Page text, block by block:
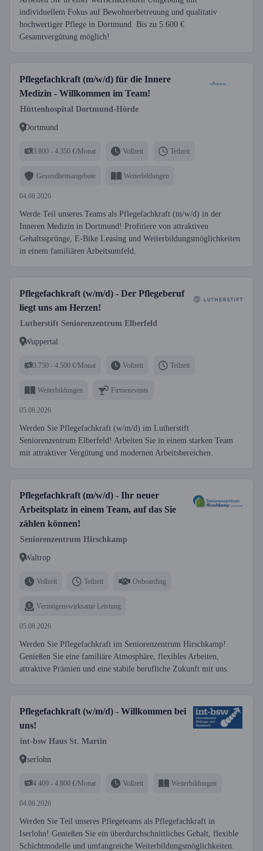
individuellem Fokus auf Bewohnerbetreuung und qualitativ
hochwertiger Pflege in Dortmund. Bis zu 5.600 €
Gesamtvergütung möglich!
Pflegefachkraft (m/w/d) für die Innere
Medizin - Willkommen im Team!
Hüttenhospital Dortmund-Hörde
Dortmund
3.800 - 4.350 €/Monat Vollzeit Teilzeit
Gesundheitsangebote Weiterbildungen
04.08.2026
Werde Teil unseres Teams als Pflegefachkraft (m/w/d) in der
Inneren Medizin in Dortmund! Profitiere von attraktiven
Gehaltssprünge, E-Bike Leasing und Weiterbildungsmöglichkeiten
in einem familiären Arbeitsumfeld.
Pflegefachkraft (w/m/d) - Der Pflegeberuf
liegt uns am Herzen!
Lutherstift Seniorenzentrum Elberfeld
Wuppertal
3.750 - 4.500 €/Monat Vollzeit Teilzeit
Weiterbildungen Firmenevents
05.08.2026
Werden Sie Pflegefachkraft (w/m/d) im Lutherstift
Seniorenzentrum Elberfeld! Arbeiten Sie in einem starken Team
mit attraktiver Vergütung und modernen Arbeitsbereichen.
Pflegefachkraft (m/w/d) - Ihr neuer
Arbeitsplatz in einem Team, auf das Sie
zählen können!
Seniorenzentrum Hirschkamp
Waltrop
Vollzeit Teilzeit Onboarding
Vermögenswirksame Leistung
05.08.2026
Werden Sie Pflegefachkraft im Seniorenzentrum Hirschkamp!
Genießen Sie eine familiäre Atmosphäre, flexibles Arbeiten,
attraktive Prämien und eine stabile berufliche Zukunft mit uns.
Pflegefachkraft (w/m/d) - Willkommen bei
uns!
int-bsw Haus St. Martin
Iserlohn
4.400 - 4.800 €/Monat Vollzeit Weiterbildungen
04.08.2026
Werden Sie Teil unseres Pflegeteams als Pflegefachkraft in
Iserlohn! Genießen Sie ein überdurchschnittliches Gehalt, flexible
Schichtmodelle und umfangreiche Weiterbildungsmöglichkeiten.